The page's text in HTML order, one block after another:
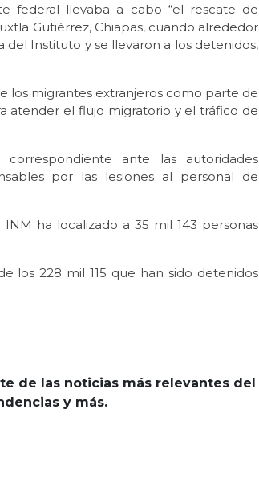
federal llevaba a cabo “el rescate de
Gutiérrez, Chiapas, cuando alrededor
del Instituto y se llevaron a los detenidos,
los migrantes extranjeros como parte de
atender el flujo migratorio y el tráfico de
ante las autoridades
por las lesiones al personal de
ha localizado a 35 mil 143 personas
los 228 mil 115 que han sido detenidos
de las noticias más relevantes del
y más.